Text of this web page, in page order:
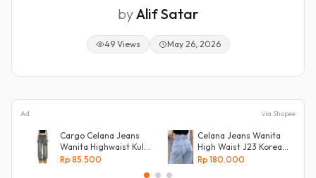
byAlif Satar
49 Views May 26, 2026
Ad via Shopee
Cargo Celana Jeans
Wanita Highwaist Kulot
Loose
Rp 85.500
Celana Jeans Wanita
High Waist J23 Korean
Denim
Rp 180.000